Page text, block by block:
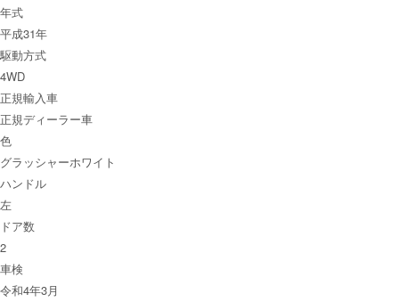
年式
平成31年
駆動方式
4WD
正規輸入車
正規ディーラー車
色
グラッシャーホワイト
ハンドル
左
ドア数
2
車検
令和4年3月